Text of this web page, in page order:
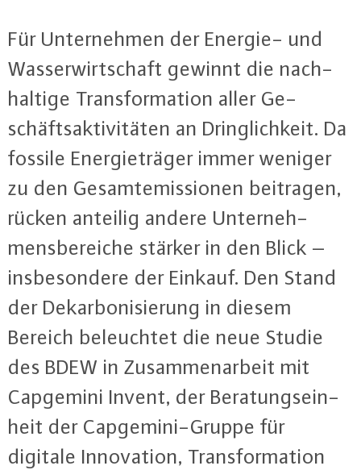
Für Un­ter­neh­men der Energie- und
Was­ser­wirt­schaft gewinnt die nach­
hal­ti­ge Trans­for­ma­ti­on aller Ge­
schäfts­ak­ti­vi­tä­ten an Dring­lich­keit. Da
fossile En­er­gie­trä­ger immer weniger
zu den Ge­sam­te­mis­sio­nen beitragen,
rücken anteilig andere Un­ter­neh­
mens­be­rei­che stärker in den Blick –
ins­be­son­de­re der Einkauf. Den Stand
der Dekar­bo­ni­sie­rung in diesem
Bereich be­leuch­tet die neue Studie
des BDEW in Zu­sam­men­ar­beit mit
Capgemini Invent, der Be­ra­tungs­ein­
heit der Cap­ge­mi­ni-Grup­pe für
digitale In­no­va­ti­on, Trans­for­ma­ti­on